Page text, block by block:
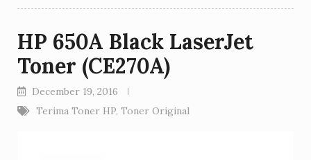
HP 650A Black LaserJet
Toner (CE270A)
December 19, 2016
Terima Toner HP, Toner Original